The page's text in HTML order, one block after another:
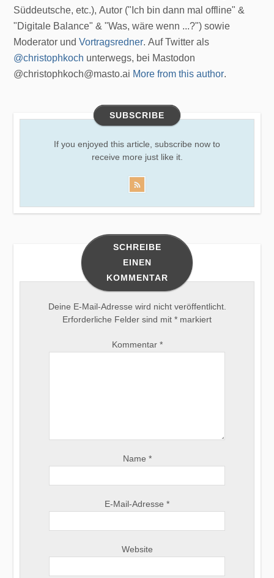
Süddeutsche, etc.), Autor ("Ich bin dann mal offline" &
"Digitale Balance" & "Was, wäre wenn ...?") sowie
Moderator undVortragsredner. Auf Twitter als
@christophkoch unterwegs, bei Mastodon
@christophkoch@masto.ai More from this author.
SUBSCRIBE
If you enjoyed this article, subscribe now to
receive more just like it.
SCHREIBE
EINEN
KOMMENTAR
Deine E-Mail-Adresse wird nicht veröffentlicht.
Erforderliche Felder sind mit * markiert
Kommentar *
Name *
E-Mail-Adresse *
Website